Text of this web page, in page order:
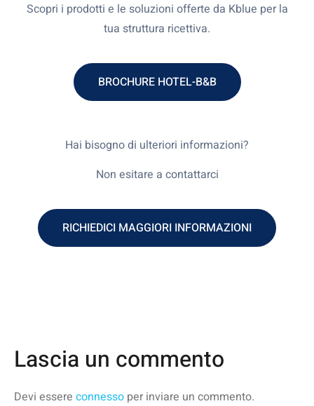
Scopri i prodotti e le soluzioni offerte da Kblue per la
tua struttura ricettiva.
BROCHURE HOTEL-B&B
Hai bisogno di ulteriori informazioni?
Non esitare a contattarci
RICHIEDICI MAGGIORI INFORMAZIONI
Lascia un commento
Devi essere connesso per inviare un commento.